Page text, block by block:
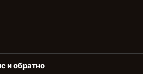
и обратно